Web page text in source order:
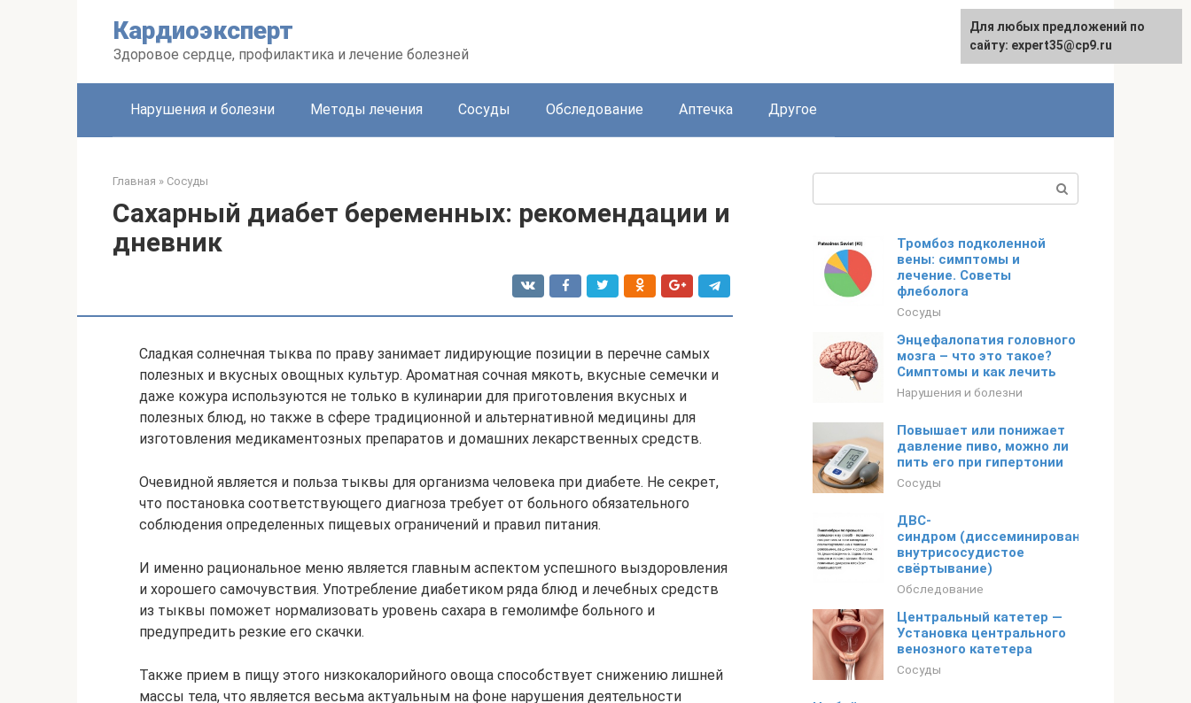
Кардиоэксперт
Здоровое сердце, профилактика и лечение болезней
Нарушения и болезни Методы лечения Сосуды Обследование Аптечка Другое
Главная » Сосуды
Сахарный диабет беременных: рекомендации и
дневник
Сладкая солнечная тыква по праву занимает лидирующие позиции в перечне самых
полезных и вкусных овощных культур. Ароматная сочная мякоть, вкусные семечки и
даже кожура используются не только в кулинарии для приготовления вкусных и
полезных блюд, но также в сфере традиционной и альтернативной медицины для
изготовления медикаментозных препаратов и домашних лекарственных средств.
Очевидной является и польза тыквы для организма человека при диабете. Не секрет,
что постановка соответствующего диагноза требует от больного обязательного
соблюдения определенных пищевых ограничений и правил питания.
И именно рациональное меню является главным аспектом успешного выздоровления
и хорошего самочувствия. Употребление диабетиком ряда блюд и лечебных средств
из тыквы поможет нормализовать уровень сахара в гемолимфе больного и
предупредить резкие его скачки.
Также прием в пищу этого низкокалорийного овоща способствует снижению лишней
массы тела, что является весьма актуальным на фоне нарушения деятельности
Тромбоз подколенной
вены: симптомы и
лечение. Советы
флеболога
Сосуды
Энцефалопатия головного
мозга – что это такое?
Симптомы и как лечить
Нарушения и болезни
Повышает или понижает
давление пиво, можно ли
пить его при гипертонии
Сосуды
ДВС-
синдром (диссеминированное
внутрисосудистое
свёртывание)
Обследование
Центральный катетер —
Установка центрального
венозного катетера
Сосуды
Для любых предложений по
сайту: expert35@cp9.ru